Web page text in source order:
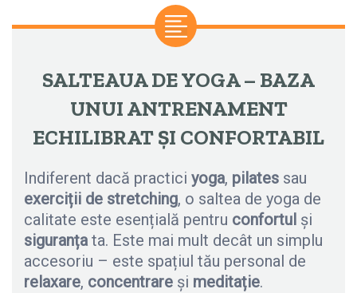
SALTEAUA DE YOGA – BAZA
UNUI ANTRENAMENT
ECHILIBRAT ȘI CONFORTABIL
Indiferent dacă practici yoga, pilates sau
exerciții de stretching, o saltea de yoga de
calitate este esențială pentru confortul și
siguranța ta. Este mai mult decât un simplu
accesoriu – este spațiul tău personal de
relaxare, concentrare și meditație.